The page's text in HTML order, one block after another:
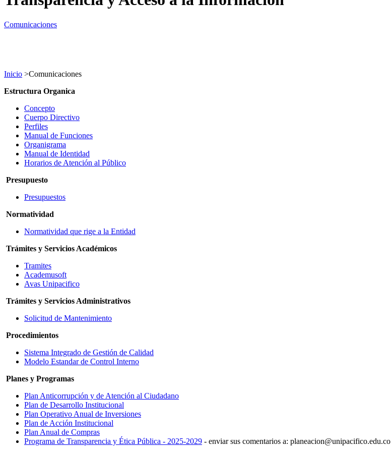
Comunicaciones
Inicio >Comunicaciones
Estructura Organica
Concepto
Cuerpo Directivo
Perfiles
Manual de Funciones
Organigrama
Manual de Identidad
Horarios de Atención al Público
Presupuesto
Presupuestos
Normatividad
Normatividad que rige a la Entidad
Trámites y Servicios Académicos
Tramites
Academusoft
Avas Unipacifico
Trámites y Servicios Administrativos
Solicitud de Mantenimiento
Procedimientos
Sistema Integrado de Gestión de Calidad
Modelo Estandar de Control Interno
Planes y Programas
Plan Anticorrupción y de Atención al Ciudadano
Plan de Desarrollo Institucional
Plan Operativo Anual de Inversiones
Plan de Acción Institucional
Plan Anual de Compras
Programa de Transparencia y Ética Pública - 2025-2029 - enviar sus comentarios a: planeacion@unipacifico.edu.co